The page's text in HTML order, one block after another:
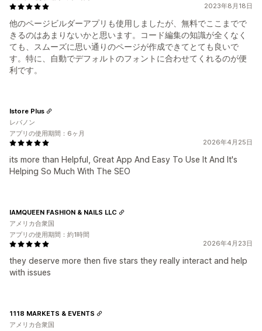
2023年8月18日
他のページビルダーアプリも使用しましたが、無料でここまでで
きるのはあまりないかと思います。コード編集の知識が全くなく
ても、スムーズに思い通りのページが作成できてとても良いで
す。特に、自動でデフォルトのフォントに合わせてくれるのが便
利です。
2026年4月25日
its more than Helpful, Great App And Easy To Use It And It's
Helping So Much With The SEO
Istore Plus
レバノン
アプリの使用期間：6ヶ月
2026年4月23日
they deserve more then five stars they really interact and help
with issues
IAMQUEEN FASHION & NAILS LLC
アメリカ合衆国
アプリの使用期間：約1時間
1118 MARKETS & EVENTS
アメリカ合衆国